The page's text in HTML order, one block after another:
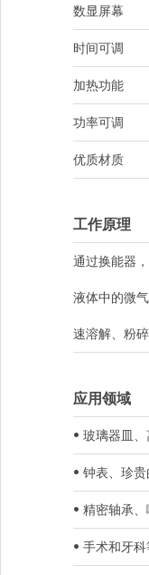
数显屏幕
时间可调
加热功能
功率可调
优质材质
工作原理
通过换能器
液体中的微
速溶解、粉
应用领域
• 玻璃器皿
• 钟表、珍
• 精密轴承
• 手术和牙